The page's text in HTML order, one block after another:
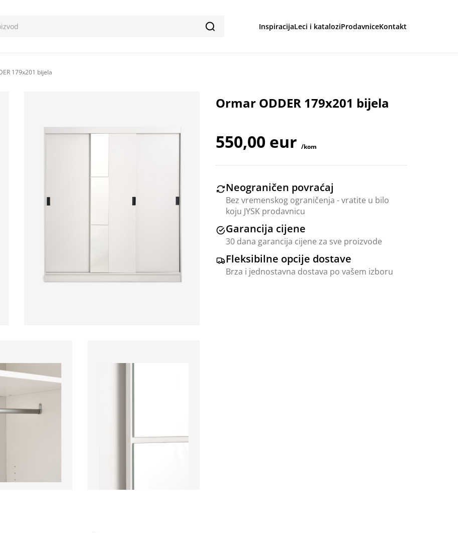
InspiracijaLeci i kataloziProdavniceKontakt
Pretraga
179x201 bijela
Ormar ODDER 179x201 bijela
550,00 eur /kom
Neograničen povraćaj
Bez vremenskog ograničenja - vratite u bilo
koju JYSK prodavnicu
Garancija cijene
30 dana garancija cijene za sve proizvode
Fleksibilne opcije dostave
Brza i jednostavna dostava po vašem izboru